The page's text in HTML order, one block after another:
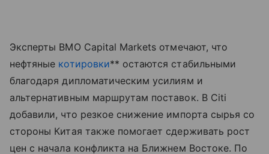
Эксперты BMO Capital Markets отмечают, что
нефтяные котировки** остаются стабильными
благодаря дипломатическим усилиям и
альтернативным маршрутам поставок. В Citi
добавили, что резкое снижение импорта сырья со
стороны Китая также помогает сдерживать рост
цен с начала конфликта на Ближнем Востоке. По